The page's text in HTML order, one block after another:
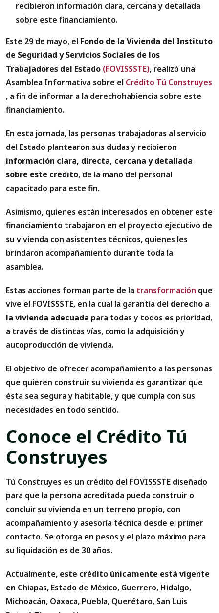
recibieron información clara, cercana y detallada
sobre este financiamiento.
Este 29 de mayo, el Fondo de la Vivienda del Instituto
de Seguridad y Servicios Sociales de los
Trabajadores del Estado (FOVISSSTE), realizó una
Asamblea Informativa sobre el Crédito Tú Construyes
, a fin de informar a la derechohabiencia sobre este
financiamiento.
En esta jornada, las personas trabajadoras al servicio
del Estado plantearon sus dudas y recibieron
información clara, directa, cercana y detallada
sobre este crédito, de la mano del personal
capacitado para este fin.
Asimismo, quienes están interesados en obtener este
financiamiento trabajaron en el proyecto ejecutivo de
su vivienda con asistentes técnicos, quienes les
brindaron acompañamiento durante toda la
asamblea.
Estas acciones forman parte de la transformación que
vive el FOVISSSTE, en la cual la garantía del derecho a
la vivienda adecuada para todas y todos es prioridad,
a través de distintas vías, como la adquisición y
autoproducción de vivienda.
El objetivo de ofrecer acompañamiento a las personas
que quieren construir su vivienda es garantizar que
ésta sea segura y habitable, y que cumpla con sus
necesidades en todo sentido.
Conoce el Crédito Tú
Construyes
Tú Construyes es un crédito del FOVISSSTE diseñado
para que la persona acreditada pueda construir o
concluir su vivienda en un terreno propio, con
acompañamiento y asesoría técnica desde el primer
contacto. Se otorga en pesos y el plazo máximo para
su liquidación es de 30 años.
Actualmente, este crédito únicamente está vigente
en Chiapas, Estado de México, Guerrero, Hidalgo,
Michoacán, Oaxaca, Puebla, Querétaro, San Luis